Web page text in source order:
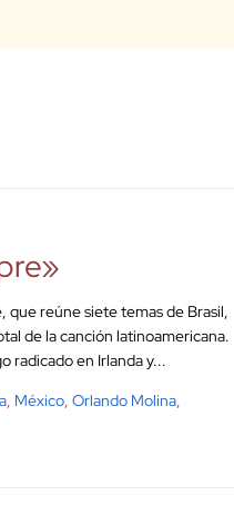
que reúne siete temas de Brasil,
de la canción latinoamericana.
radicado en Irlanda y...
, México, Orlando Molina,